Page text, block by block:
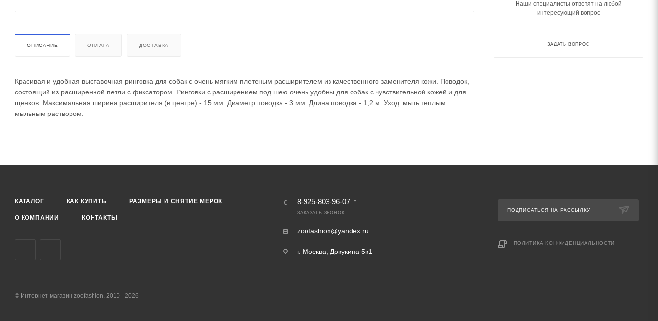
ОПИСАНИЕ ОПЛАТА ДОСТАВКА
Красивая и удобная выставочная ринговка для собак с очень мягким плетеным расширителем из качественного заменителя кожи. Поводок,
состоящий из расширенной петли с фиксатором. Ринговки с расширением под шею очень удобны для собак с чувствительной кожей и для
щенков. Максимальная ширина расширителя (в центре) - 15 мм. Диаметр поводка - 3 мм. Длина поводка - 1,2 м. Уход: мыть теплым
мыльным раствором.
Наши специалисты ответят на любой
интересующий вопрос
ЗАДАТЬ ВОПРОС
КАТАЛОГ КАК КУПИТЬ РАЗМЕРЫ И СНЯТИЕ МЕРОК
О КОМПАНИИ КОНТАКТЫ
8-925-803-96-07
ЗАКАЗАТЬ ЗВОНОК
zoofashion@yandex.ru
г. Москва, Докукина 5к1
ПОДПИСАТЬСЯ НА РАССЫЛКУ
ПОЛИТИКА КОНФИДЕНЦИАЛЬНОСТИ
© Интернет-магазин zoofashion, 2010 - 2026